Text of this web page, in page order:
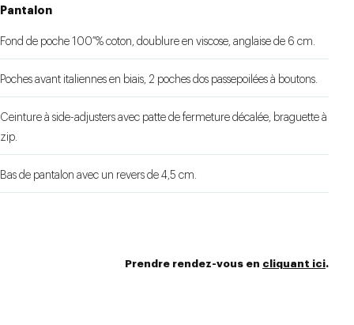
Pantalon
Fond de poche 100 % coton, doublure en viscose, anglaise de 6 cm.
Poches avant italiennes en biais, 2 poches dos passepoilées à boutons.
Ceinture à side-adjusters avec patte de fermeture décalée, braguette à
zip.
Bas de pantalon avec un revers de 4,5 cm.
Prendre rendez-vous en cliquant ici.